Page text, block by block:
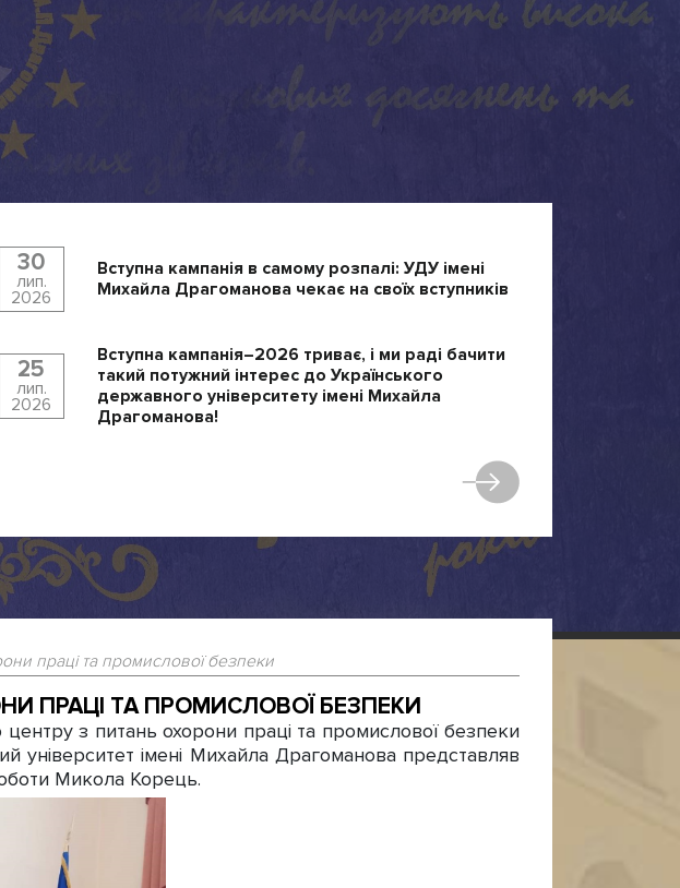
30
лип.
2026
Вступна кампанія в самому розпалі: УДУ імені
Михайла Драгоманова чекає на своїх вступників
25
лип.
2026
Вступна кампанія–2026 триває, і ми раді бачити
такий потужний інтерес до Українського
державного університету імені Михайла
Драгоманова!
праці та промислової безпеки
ПРАЦІ ТА ПРОМИСЛОВОЇ БЕЗПЕКИ
з питань охорони праці та промислової безпеки
імені Михайла Драгоманова представляв
Микола Корець.